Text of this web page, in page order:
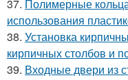
37. Полимерные
использования
38. Установка
кирпичных столбов и
39. Входные двери из